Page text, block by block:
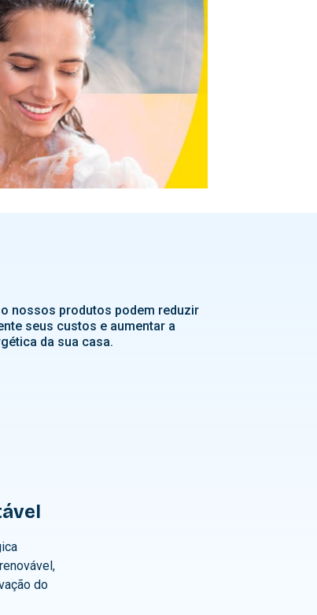
nossos produtos podem reduzir
seus custos e aumentar a
da sua casa.
do